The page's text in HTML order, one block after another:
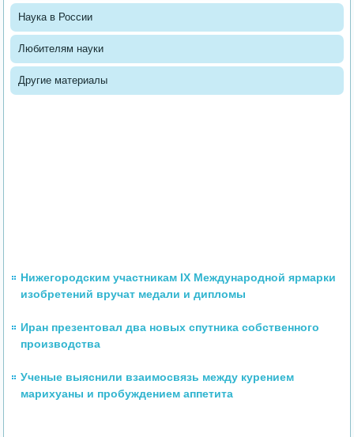
Наука в России
Любителям науки
Другие материалы
Нижегородским участникам IX Международной ярмарки
изобретений вручат медали и дипломы
Иран презентовал два новых спутника собственного
производства
Ученые выяснили взаимосвязь между курением
марихуаны и пробуждением аппетита